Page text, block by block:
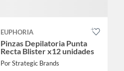
EUPHORIA
Pinzas Depilatoria Punta
Recta Blister x12 unidades
Por Strategic Brands